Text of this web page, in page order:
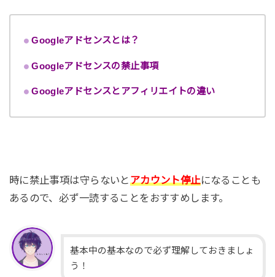
Googleアドセンスとは？
Googleアドセンスの禁止事項
Googleアドセンスとアフィリエイトの違い
時に禁止事項は守らないとアカウント停止になることも
あるので、必ず一読することをおすすめします。
基本中の基本なので必ず理解しておきましょ
う！